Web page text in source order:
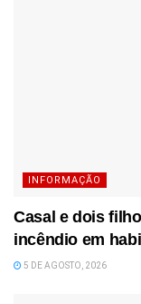
INFORMAÇÃO
Casal e dois
incêndio em
5 DE AGOSTO, 2026